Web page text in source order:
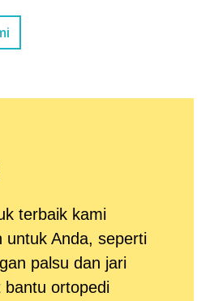
terbaik kami
untuk Anda, seperti
palsu dan jari
bantu ortopedi